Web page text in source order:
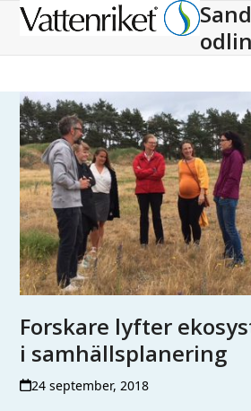
Open
Close
Forskare lyfter
i samhällsplanering
24 september, 2018